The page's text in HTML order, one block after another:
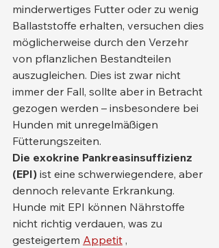
minderwertiges Futter oder zu wenig
Ballaststoffe erhalten, versuchen dies
möglicherweise durch den Verzehr
von pflanzlichen Bestandteilen
auszugleichen. Dies ist zwar nicht
immer der Fall, sollte aber in Betracht
gezogen werden – insbesondere bei
Hunden mit unregelmäßigen
Fütterungszeiten.
Die exokrine Pankreasinsuffizienz
(EPI) ist eine schwerwiegendere, aber
dennoch relevante Erkrankung.
Hunde mit EPI können Nährstoffe
nicht richtig verdauen, was zu
gesteigertem Appetit ,